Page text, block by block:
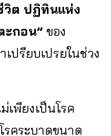
ต ปฏิทินแห่ง
ะกอน” ของ
ปรียบเปรยในช่วง
เพียงเป็นโรค
รคระบาดขนาด